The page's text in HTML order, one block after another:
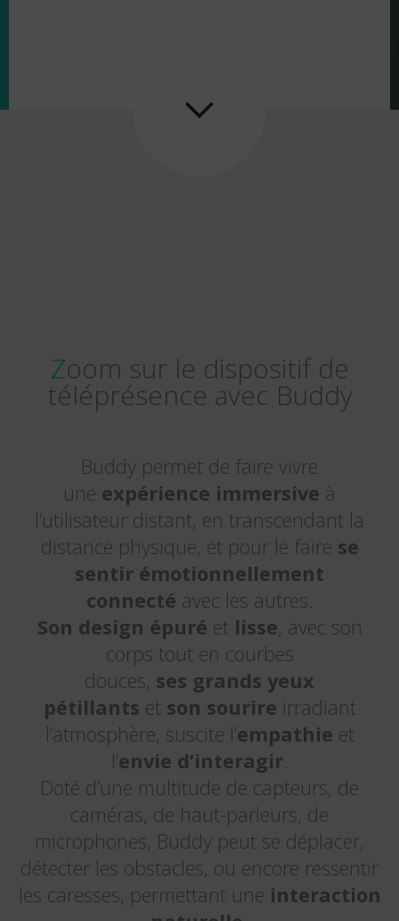

Zoom sur le dispositif de
téléprésence avec Buddy
Buddy permet de faire vivre
une expérience immersive à
l’utilisateur distant, en transcendant la
distance physique, et pour le faire se
sentir émotionnellement
connecté avec les autres.
Son design épuré et lisse, avec son
corps tout en courbes
douces, ses grands yeux
pétillants et son sourire irradiant
l’atmosphère, suscite l’empathie et
l’envie d’interagir.
Doté d’une multitude de capteurs, de
caméras, de haut-parleurs, de
microphones, Buddy peut se déplacer,
détecter les obstacles, ou encore ressentir
les caresses, permettant une interaction